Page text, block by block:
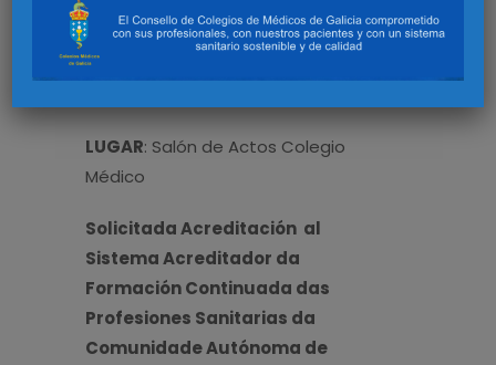
FECHAS: 29 y 30 de septiembre
HORARIO
LUGAR: Salón de Actos Colegio
Médico
Solicitada Acreditación al
Sistema Acreditador da
Formación Continuada das
Profesiones Sanitarias da
Comunidade Autónoma de